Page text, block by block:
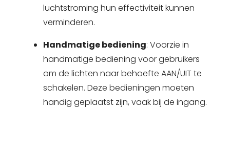
luchtstroming hun effectiviteit kunnen
verminderen.
Handmatige bediening: Voorzie in
handmatige bediening voor gebruikers
om de lichten naar behoefte AAN/UIT te
schakelen. Deze bedieningen moeten
handig geplaatst zijn, vaak bij de ingang.